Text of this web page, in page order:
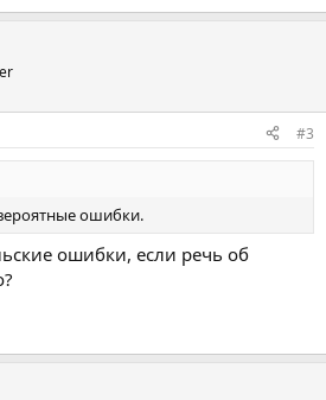
#3
ошибки.
ошибки, если речь об